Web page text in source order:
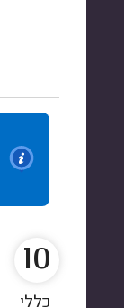
10
כללי